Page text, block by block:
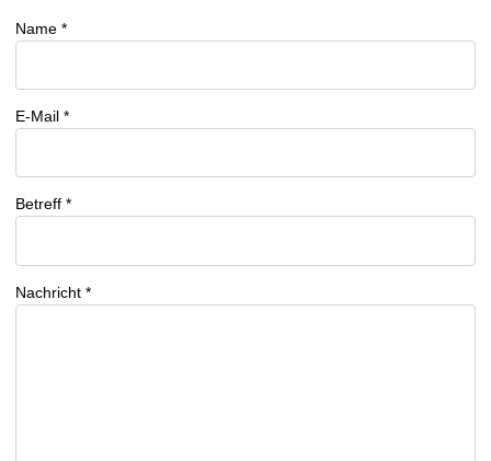
Name *
E-Mail *
Betreff *
Nachricht *